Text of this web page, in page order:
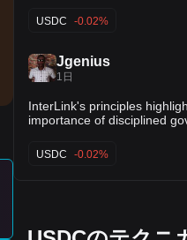
USDC -0.02%
Jgenius
1日
InterLink's principles
importance of disciplined
structured approvals, while
incentives have largely
supporting meaningful
USDC -0.02%